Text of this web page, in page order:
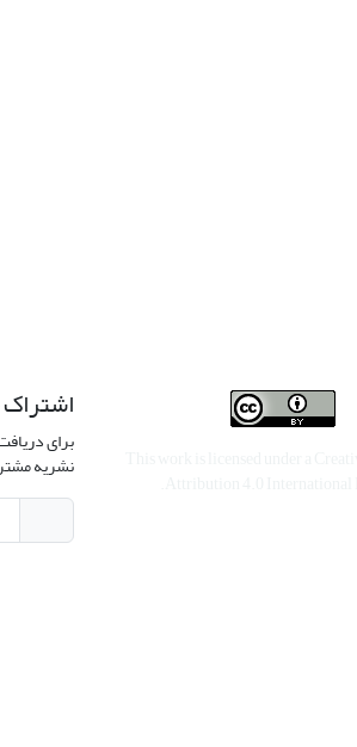
برای
نشریه